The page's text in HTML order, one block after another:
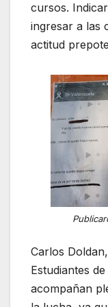
cursos.
ingresar a las
actitud
Carlos
Estudiantes
acompañan